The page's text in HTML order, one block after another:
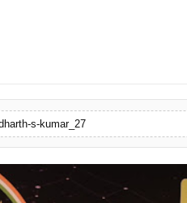
2026
s-kumar_27